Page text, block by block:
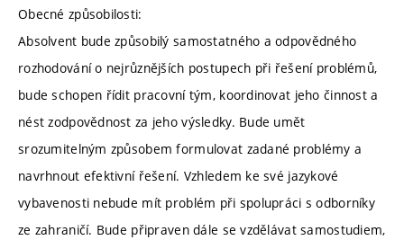
Obecné způsobilosti:
Absolvent bude způsobilý samostatného a odpovědného
rozhodování o nejrůznějších postupech při řešení problémů,
bude schopen řídit pracovní tým, koordinovat jeho činnost a
nést zodpovědnost za jeho výsledky. Bude umět
srozumitelným způsobem formulovat zadané problémy a
navrhnout efektivní řešení. Vzhledem ke své jazykové
vybavenosti nebude mít problém při spolupráci s odborníky
ze zahraničí. Bude připraven dále se vzdělávat samostudiem,